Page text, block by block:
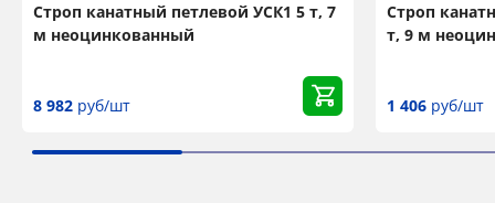
Строп канатный петлевой УСК1 5 т, 7
м неоцинкованный
8 982 руб/шт
Строп
т, 9 м
1 406 руб/шт